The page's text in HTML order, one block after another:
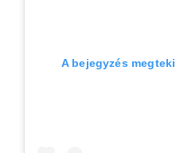
A bejegyzés